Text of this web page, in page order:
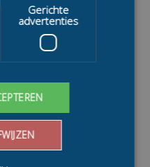
Gerichte
advertenties